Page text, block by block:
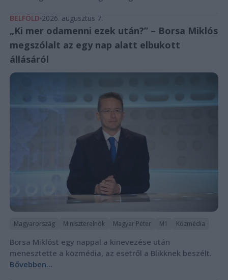
BELFÖLD 2026. augusztus 7.
„Ki mer odamenni ezek után?” – Borsa Miklós
megszólalt az egy nap alatt elbukott
állásáról
Magyarország Miniszterelnök Magyar Péter M1 Közmédia
Borsa Miklóst egy nappal a kinevezése után
menesztette a közmédia, az esetről a Blikknek beszélt.
Bővebben...